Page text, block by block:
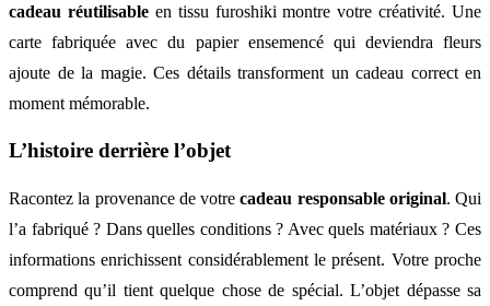
cadeau réutilisableen tissu furoshiki montre votre créativité. Une
carte fabriquée avec du papier ensemencé qui deviendra fleurs
ajoute de la magie. Ces détails transforment un cadeau correct en
moment mémorable.
L’histoire derrière l’objet
Racontez la provenance de votrecadeau responsable original. Qui
l’a fabriqué ? Dans quelles conditions ? Avec quels matériaux ? Ces
informations enrichissent considérablement le présent. Votre proche
comprend qu’il tient quelque chose de spécial. L’objet dépasse sa